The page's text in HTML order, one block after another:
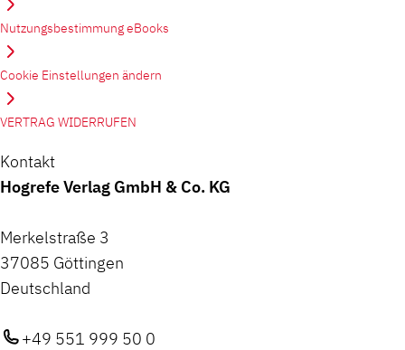
Nutzungsbestimmung eBooks
Cookie Einstellungen ändern
VERTRAG WIDERRUFEN
Kontakt
Hogrefe Verlag GmbH & Co. KG
Merkelstraße 3
37085 Göttingen
Deutschland
+49 551 999 50 0